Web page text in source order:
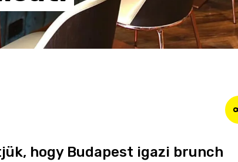
hogy Budapest igazi brunch